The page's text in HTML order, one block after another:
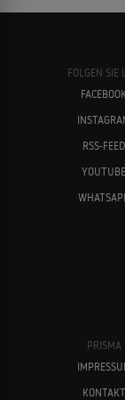
FOLGEN SIE
FACEBOOK
RSS-FEED
YOUTUBE
PRISMA
KONTAKT